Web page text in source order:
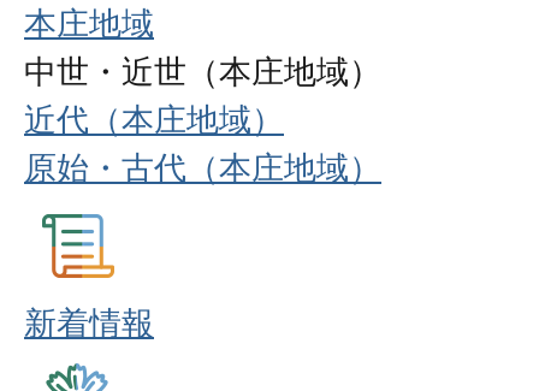
本庄地域
中世・近世（本庄地域）
近代（本庄地域）
原始・古代（本庄地域）
新着情報